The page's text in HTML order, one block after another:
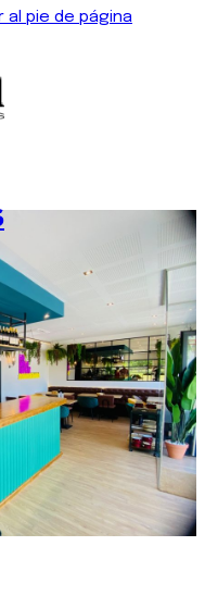
al pie de página